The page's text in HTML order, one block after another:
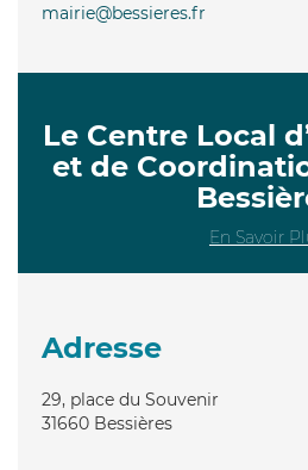
mairie@bessieres.fr
Le Centre Local
et de
En Savoir
Adresse
29, place du Souvenir
31660 Bessières